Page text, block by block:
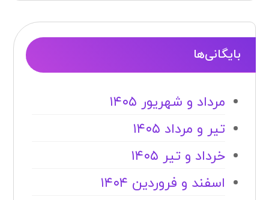
بایگانی‌ها
مرداد و شهریور ۱۴۰۵
تیر و مرداد ۱۴۰۵
خرداد و تیر ۱۴۰۵
اسفند و فروردین ۱۴۰۴